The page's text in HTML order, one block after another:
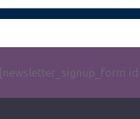
[newsletter_signup_form